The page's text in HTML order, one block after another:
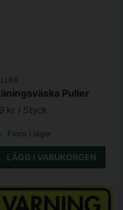
Puller
kr / Styck
Finns i lager
LÄGG I VARUKORGEN